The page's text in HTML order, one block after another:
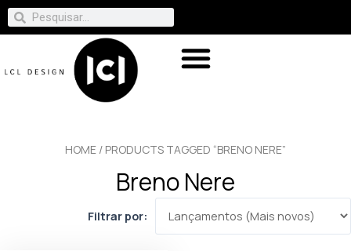
HOME / PRODUCTS TAGGED “BRENO NERE”
Breno Nere
Filtrar por: